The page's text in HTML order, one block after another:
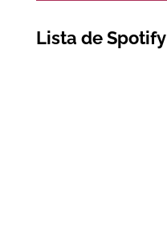
Lista de Spotify